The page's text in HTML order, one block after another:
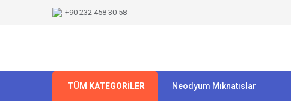
+90 232 458 30 58
TÜM KATEGORİLER Neodyum Mıknatıslar